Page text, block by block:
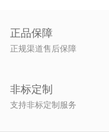
正品保障
正规渠道售后保障
非标定制
支持非标定制服务